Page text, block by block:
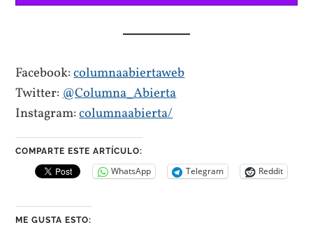
Facebook:columnaabiertaweb
Twitter:@Columna_Abierta
Instagram:columnaabierta/
COMPARTE ESTE ARTÍCULO:
WhatsApp Telegram Reddit
ME GUSTA ESTO: